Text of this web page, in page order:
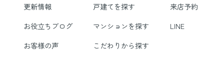
更新情報
戸建てを探す
来店予約
お役立ちブログ
マンションを探す
LINE
お客様の声
こだわりから探す